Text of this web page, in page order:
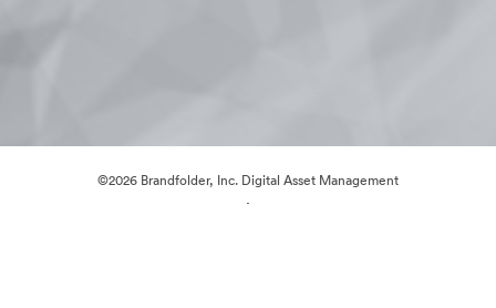
©2026 Brandfolder, Inc. Digital Asset Management
·